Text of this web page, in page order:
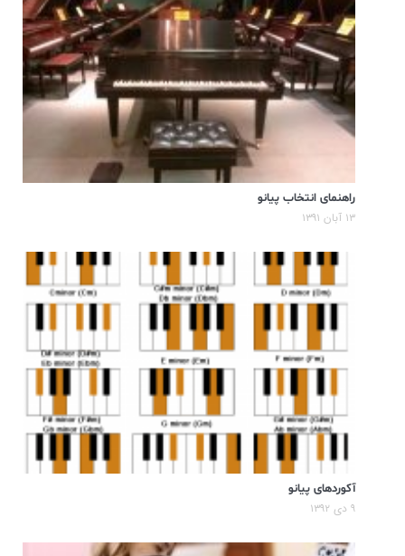
راهنمای انتخاب پیانو
۱۳ آبان ۱۳۹۱
آکوردهای پیانو
۹ دی ۱۳۹۲